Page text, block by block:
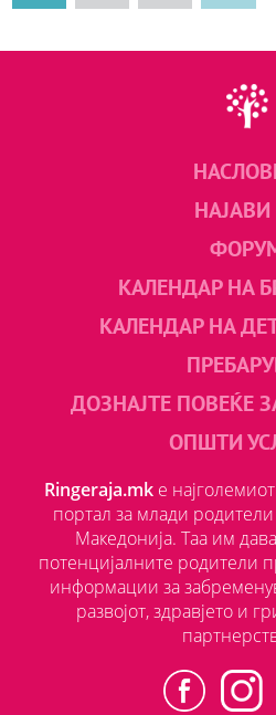
НАЈАВИ
КАЛЕНДАР НА
КАЛЕНДАР НА
ДОЗНАЈТЕ ПОВЕЌЕ
ОПШТИ
Ringeraja.mk е
портал за млади
Македонија. Таа им
потенцијалните родители
информации за
развојот, здравјето и